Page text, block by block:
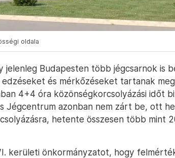
oldala
jelenleg Budapesten több jégcsarnok is
és mérkőzéseket tartanak
4+4 óra közönségkorcsolyázási időt
Jégcentrum azonban nem zárt be, ott
hetente összesen több mint
kerületi önkormányzatot, hogy